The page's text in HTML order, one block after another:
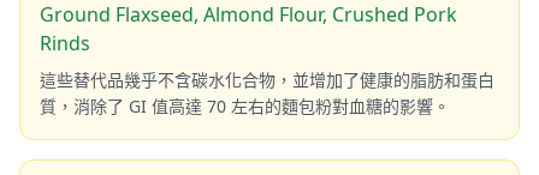
Ground Flaxseed, Almond Flour, Crushed Pork
Rinds
這些替代品幾乎不含碳水化合物，並增加了健康的脂肪和蛋白
質，消除了 GI 值高達 70 左右的麵包粉對血糖的影響。